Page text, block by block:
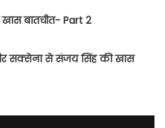
बातचीत- Part 2
सक्सेना से संजय सिंह की खास